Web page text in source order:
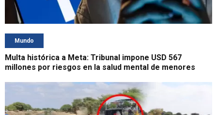
Mundo
Multa histórica a Meta: Tribunal impone USD 567
millones por riesgos en la salud mental de menores